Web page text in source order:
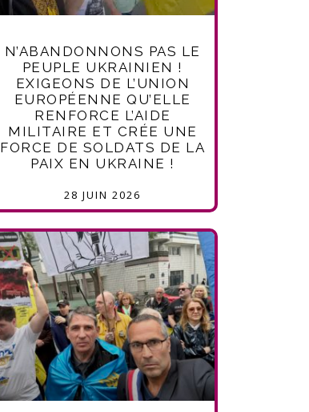
N’ABANDONNONS PAS LE
PEUPLE UKRAINIEN !
EXIGEONS DE L’UNION
EUROPÉENNE QU’ELLE
RENFORCE L’AIDE
MILITAIRE ET CRÉE UNE
FORCE DE SOLDATS DE LA
PAIX EN UKRAINE !
28 JUIN 2026